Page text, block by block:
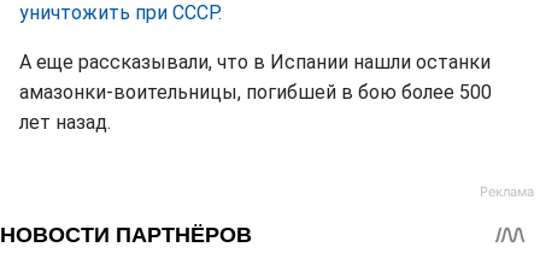
уничтожить при СССР.
А еще рассказывали, что в Испании нашли останки
амазонки-воительницы, погибшей в бою более 500
лет назад.